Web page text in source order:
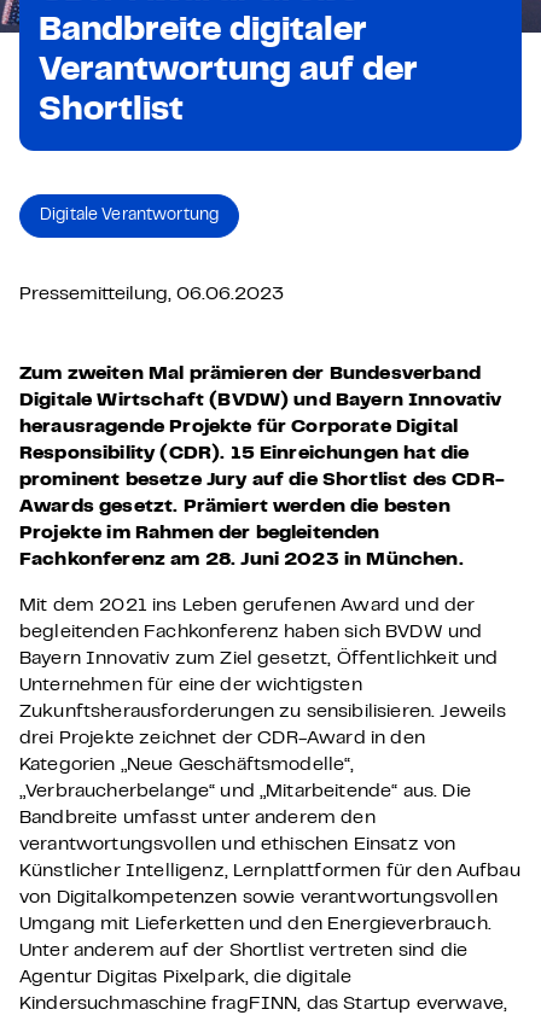
Bandbreite digitaler
Verantwortung auf der
Shortlist
Digitale Verantwortung
Pressemitteilung, 06.06.2023
Zum zweiten Mal prämieren der Bundesverband
Digitale Wirtschaft (BVDW) und Bayern Innovativ
herausragende Projekte für Corporate Digital
Responsibility (CDR). 15 Einreichungen hat die
prominent besetze Jury auf die Shortlist des CDR-
Awards gesetzt. Prämiert werden die besten
Projekte im Rahmen der begleitenden
Fachkonferenz am 28. Juni 2023 in München.
Mit dem 2021 ins Leben gerufenen Award und der
begleitenden Fachkonferenz haben sich BVDW und
Bayern Innovativ zum Ziel gesetzt, Öffentlichkeit und
Unternehmen für eine der wichtigsten
Zukunftsherausforderungen zu sensibilisieren. Jeweils
drei Projekte zeichnet der CDR-Award in den
Kategorien „Neue Geschäftsmodelle“,
„Verbraucherbelange“ und „Mitarbeitende“ aus. Die
Bandbreite umfasst unter anderem den
verantwortungsvollen und ethischen Einsatz von
Künstlicher Intelligenz, Lernplattformen für den Aufbau
von Digitalkompetenzen sowie verantwortungsvollen
Umgang mit Lieferketten und den Energieverbrauch.
Unter anderem auf der Shortlist vertreten sind die
Agentur Digitas Pixelpark, die digitale
Kindersuchmaschine fragFINN, das Startup everwave,